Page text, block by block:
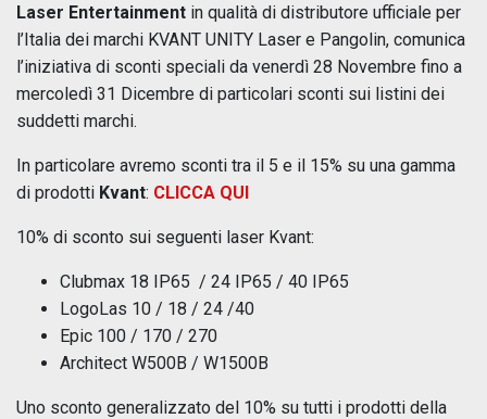
Laser Entertainment in qualità di distributore ufficiale per
l’Italia dei marchi KVANT UNITY Laser e Pangolin, comunica
l’iniziativa di sconti speciali da venerdì 28 Novembre fino a
mercoledì 31 Dicembre di particolari sconti sui listini dei
suddetti marchi.
In particolare avremo sconti tra il 5 e il 15% su una gamma
di prodotti Kvant: CLICCA QUI
10% di sconto sui seguenti laser Kvant:
Clubmax 18 IP65 / 24 IP65 / 40 IP65
LogoLas 10 / 18 / 24 /40
Epic 100 / 170 / 270
Architect W500B / W1500B
Uno sconto generalizzato del 10% su tutti i prodotti della